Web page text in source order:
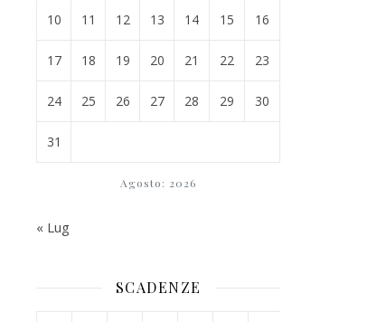
Agosto: 2026
10 11 12 13 14 15 16
17 18 19 20 21 22 23
24 25 26 27 28 29 30
31
« Lug
SCADENZE